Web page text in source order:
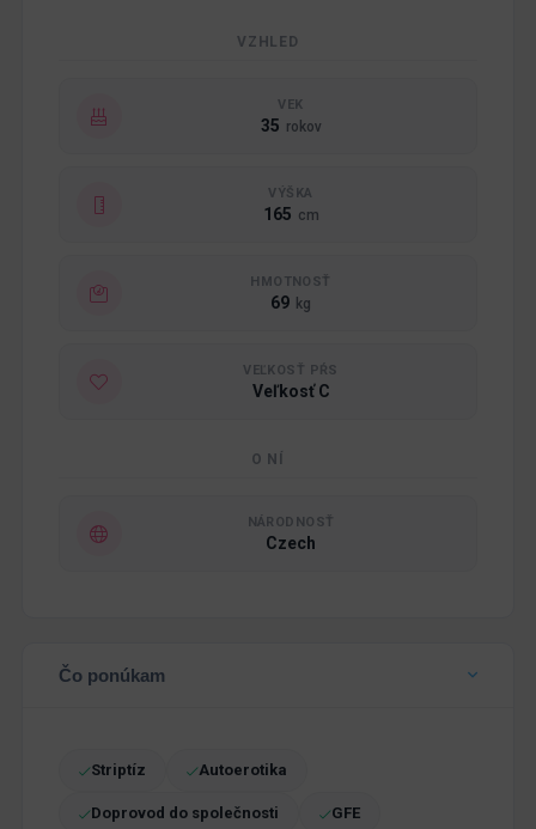
VZHLED
VEK
35 rokov
VÝŠKA
165 cm
HMOTNOSŤ
69 kg
VEĽKOSŤ PŔS
Veľkosť C
O NÍ
NÁRODNOSŤ
Czech
Čo ponúkam
Striptíz Autoerotika
Doprovod do společnosti GFE